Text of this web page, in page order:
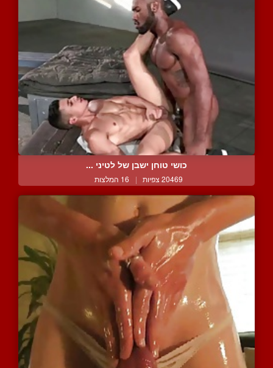
כושי טוחן ישבן של לטיני ...
20469 צפיות | 16 המלצות